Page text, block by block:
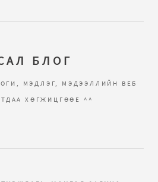
БЛОГ
МЭДЛЭГ, МЭДЭЭЛЛИЙН ВЕБ
ХӨГЖИЦГӨӨЕ ^^